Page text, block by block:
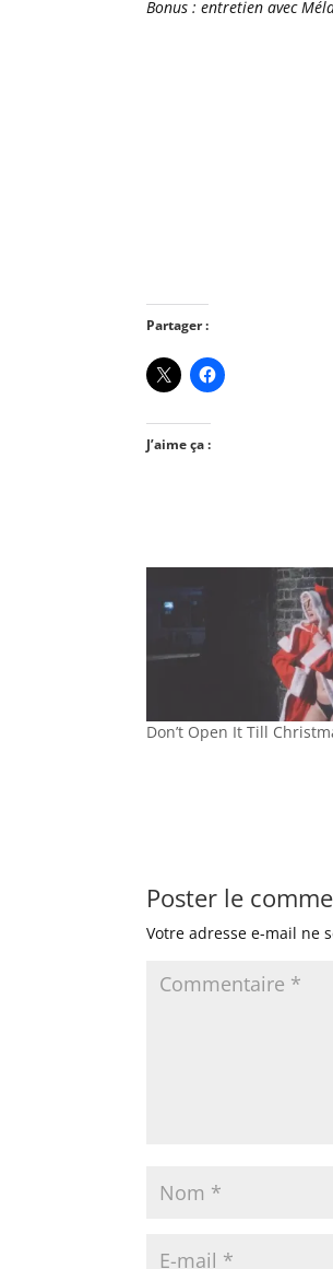
Bonus : entretien avec
Partager :
J’aime ça :
Don’t Open It Till
Poster le
Votre adresse e-mail ne